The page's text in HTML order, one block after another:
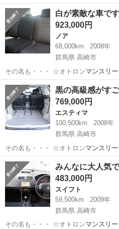
詳…
群馬 高崎市 エルグランド
白が素敵な車です
923,000円
ノア
68,000km
2008年
群馬県 高崎市
その名も・・・ ☆オトロンマンスリー
詳…
群馬 高崎市 ノア 保証人
黒の高級感がす
769,000円
エスティマ
100,500km
2008年
群馬県 高崎市
その名も・・・ ☆オトロンマンスリー
詳…
群馬 高崎市 エスティマ 保
みんなに大人気
483,000円
スイフト
59,500km
2009年
群馬県 高崎市
その名も・・・ ☆オトロンマンスリー